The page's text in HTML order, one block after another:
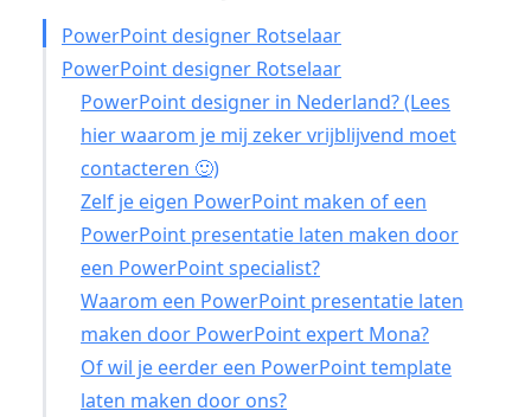
PowerPoint designer Rotselaar
PowerPoint designer Rotselaar
PowerPoint designer in Nederland? (Lees
hier waarom je mij zeker vrijblijvend moet
contacteren 🙂)
Zelf je eigen PowerPoint maken of een
PowerPoint presentatie laten maken door
een PowerPoint specialist?
Waarom een PowerPoint presentatie laten
maken door PowerPoint expert Mona?
Of wil je eerder een PowerPoint template
laten maken door ons?